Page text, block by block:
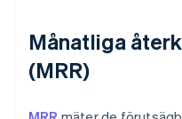
Månatliga
(MRR)